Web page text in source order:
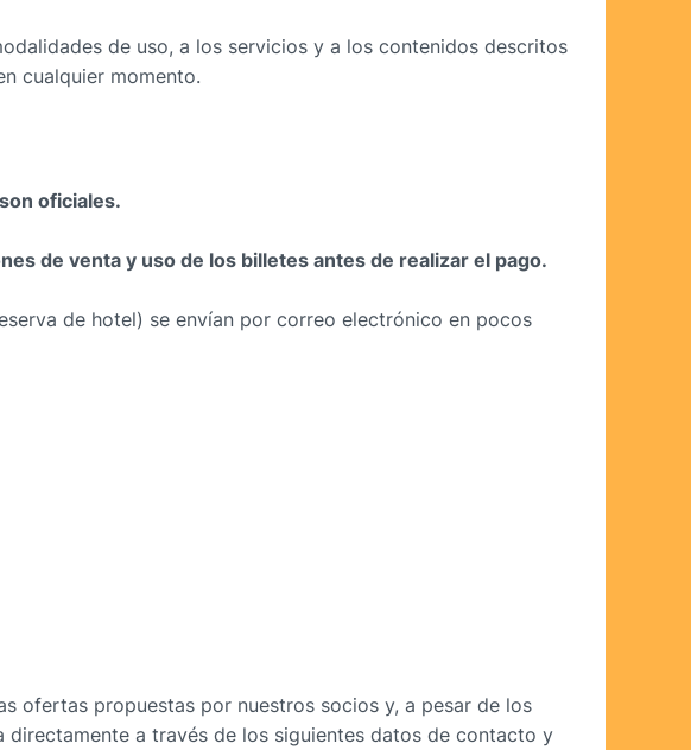
de uso, a los servicios y a los contenidos descritos
cualquier momento.
oficiales.
de venta y uso de los billetes antes de realizar el pago.
de hotel) se envían por correo electrónico en pocos
ofertas propuestas por nuestros socios y, a pesar de los
a través de los siguientes datos de contacto y